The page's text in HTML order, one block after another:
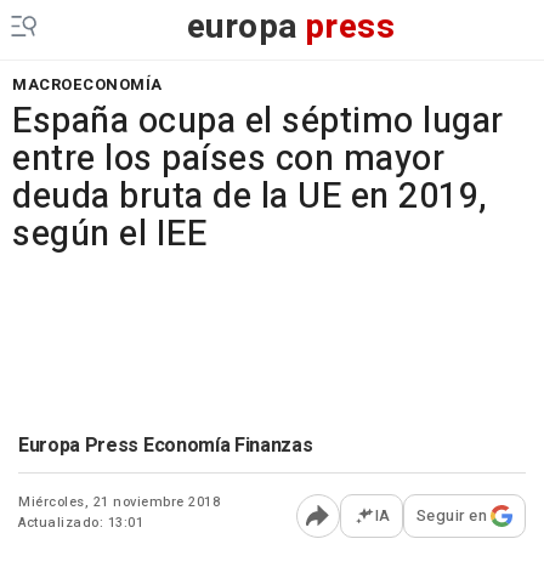
europa press
MACROECONOMÍA
España ocupa el séptimo lugar
entre los países con mayor
deuda bruta de la UE en 2019,
según el IEE
Europa Press Economía Finanzas
Miércoles, 21 noviembre 2018
Actualizado: 13:01
Abrir opciones para
IA Seguir en